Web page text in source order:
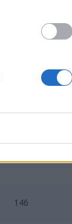
146